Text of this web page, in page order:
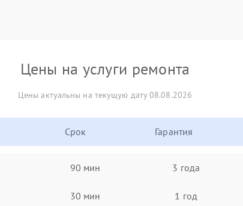
Цены на услуги ремонта
Цены актуальны на текущую дату 08.08.2026
Срок Гарантия
90 мин 3 года
30 мин 1 год